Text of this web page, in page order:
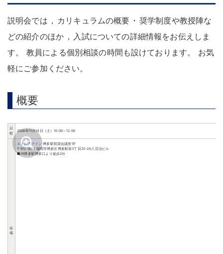
説明会では ， カリキュラムの概要 ・ 奨学制度や教授陣な
どの紹介のほか ， 入試についての詳細情報をお伝えしま
す。 教員による個別相談の時間も設けております。
お気
軽にご参加ください。
概要
日
程
2026年11月14日（土）10:00～12:00
会
場
エイムアテイン 博多駅前貸会議室5F
〒812-0011 福岡市博多区博多駅前3丁目25-24八百治ビル
■JR博多駅博多口より徒歩2分